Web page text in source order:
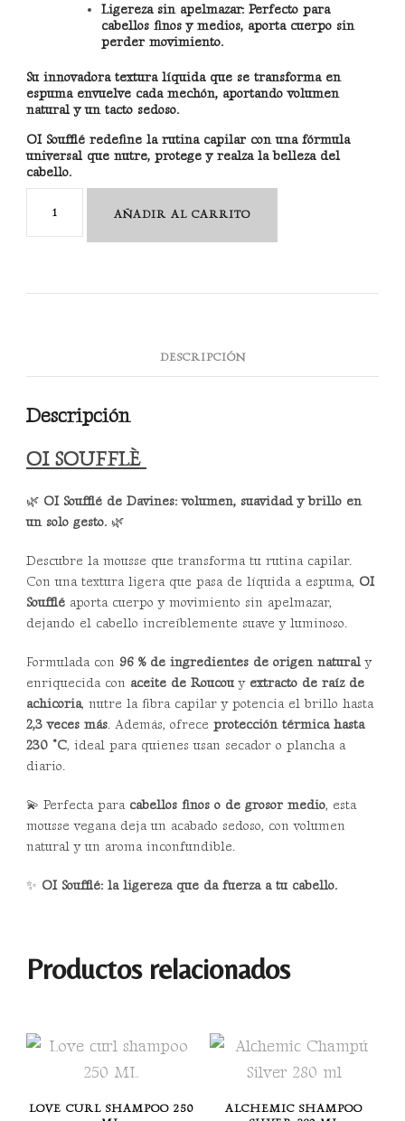
Ligereza sin apelmazar: Perfecto para
cabellos finos y medios, aporta cuerpo sin
perder movimiento.
Su innovadora textura líquida que se transforma en
espumaenvuelve cada mechón, aportando volumen
natural y un tacto sedoso.
OI Soufflé redefine la rutina capilar con una fórmula
universal que nutre, protege y realza la belleza del
cabello.
AÑADIR AL CARRITO
DESCRIPCIÓN
Descripción
OI SOUFFLÈ
🌿 OI Soufflé de Davines: volumen, suavidad y brillo en
un solo gesto. 🌿
Descubre la mousse que transforma tu rutina capilar.
Con una textura ligera que pasa de líquida a espuma, OI
Soufflé aporta cuerpo y movimiento sin apelmazar,
dejando el cabello increíblemente suave y luminoso.
Formulada con 96 % de ingredientes de origen natural y
enriquecida con aceite de Roucouy extracto de raíz de
achicoria, nutre la fibra capilar y potencia el brillo hasta
2,3 veces más. Además, ofrece protección térmica hasta
230 °C, ideal para quienes usan secador o plancha a
diario.
💫 Perfecta para cabellos finos o de grosor medio, esta
mousse vegana deja un acabado sedoso, con volumen
natural y un aroma inconfundible.
✨ OI Soufflé: la ligereza que da fuerza a tu cabello.
Productos relacionados
LOVE CURL SHAMPOO 250
ALCHEMIC SHAMPOO